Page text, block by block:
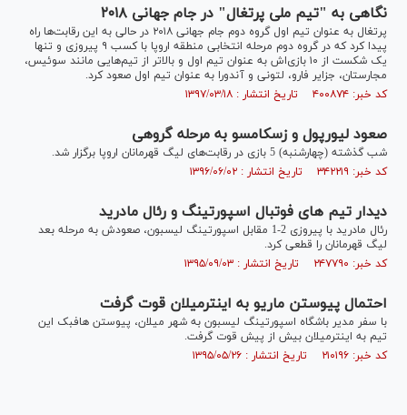
نگاهی به "تیم ملی پرتغال" در جام جهانی ۲۰۱۸
پرتغال به عنوان تیم اول گروه دوم جام جهانی ۲۰۱۸ در حالی به این رقابت‌ها راه
پیدا کرد که در گروه دوم مرحله انتخابی منطقه اروپا با کسب ۹ پیروزی و تنها
یک شکست از ۱۰ بازی‌اش به عنوان تیم اول و بالاتر از تیم‌هایی مانند سوئیس،
مجارستان، جزایر فارو، لتونی و آندورا به عنوان تیم اول صعود کرد.
کد خبر: ۴۰۰۸۷۴ تاریخ انتشار : ۱۳۹۷/۰۳/۱۸
صعود لیورپول و زسکامسو به مرحله گروهی
شب گذشته (چهارشنبه) 5 بازی در رقابت‌های لیگ قهرمانان اروپا برگزار شد.
کد خبر: ۳۴۲۲۱۹ تاریخ انتشار : ۱۳۹۶/۰۶/۰۲
دیدار تیم های فوتبال اسپورتینگ و رئال مادرید
رئال مادرید با پیروزی 2-1 مقابل اسپورتینگ لیسبون، صعودش به مرحله بعد
لیگ قهرمانان را قطعی کرد.
کد خبر: ۲۴۷۷۹۰ تاریخ انتشار : ۱۳۹۵/۰۹/۰۳
احتمال پیوستن ماریو به اینترمیلان قوت گرفت
با سفر مدیر باشگاه اسپورتینگ لیسبون به شهر میلان، پیوستن هافبک این
تیم به اینترمیلان بیش از پیش قوت گرفت.
کد خبر: ۲۱۰۱۹۶ تاریخ انتشار : ۱۳۹۵/۰۵/۲۶